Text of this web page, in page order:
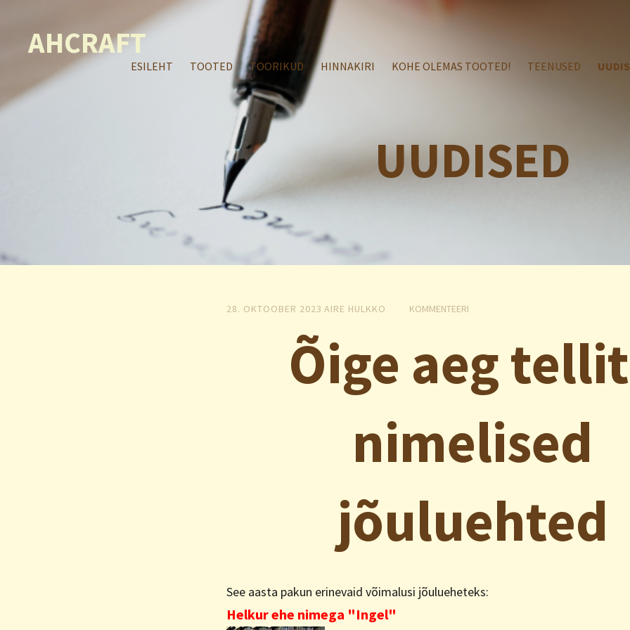
AHCRAFT
ESILEHT TOOTED TOORIKUD HINNAKIRI KOHE OLEMAS TOOTED! TEENUSED
UUDISED
28. OKTOOBER 2023 AIRE HULKKO KOMMENTEERI
Õige aeg
nimelised
jõuluehted
See aasta pakun erinevaid võimalusi jõulueheteks:
Helkur ehe nimega "Ingel"